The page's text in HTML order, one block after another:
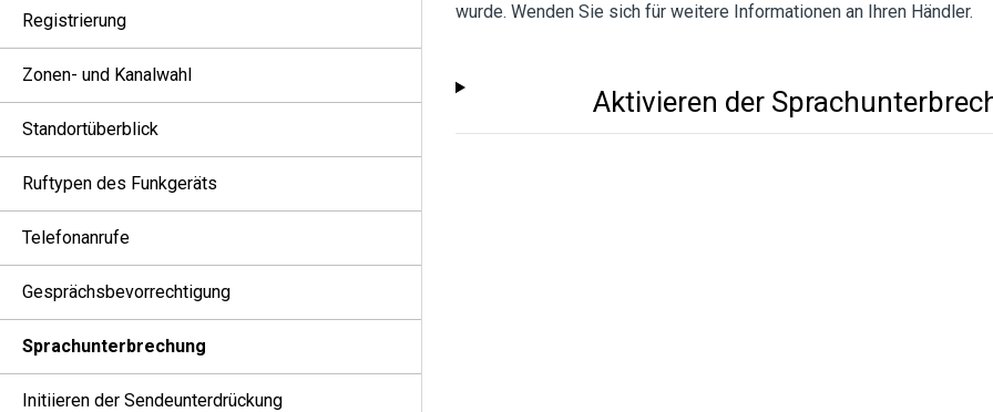
Registrierung
Zonen- und Kanalwahl
Standortüberblick
Ruftypen des Funkgeräts
Telefonanrufe
Gesprächsbevorrechtigung
Sprachunterbrechung
Initiieren der Sendeunterdrückung
wurde. Wenden Sie sich für weitere Informationen an Ihren Händler.
Aktivieren der